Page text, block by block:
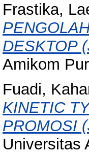
Frastika,
DESKTOP
Amikom
Fuadi,
KINETIC
PROMOSI
Universitas